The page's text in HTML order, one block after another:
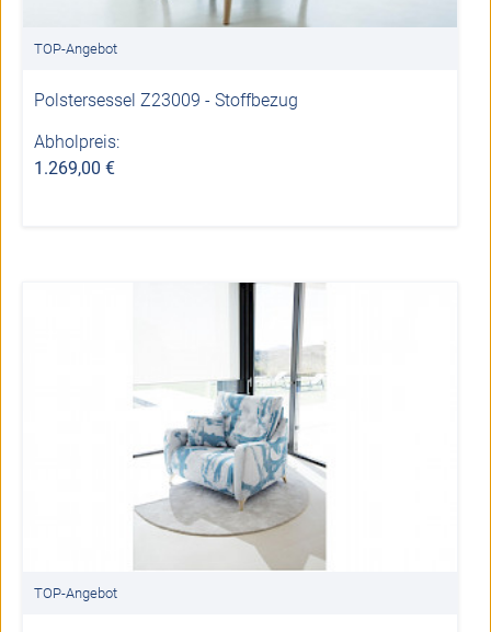
TOP-Angebot
Polstersessel Z23009 - Stoffbezug
Abholpreis:
1.269,00 €
TOP-Angebot